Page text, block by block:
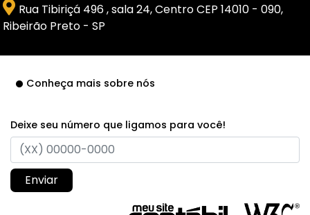
Rua Tibiriçá 496 , sala 24, Centro CEP 14010 - 090,
Ribeirão Preto - SP
Conheça mais sobre nós
Deixe seu número que ligamos para você!
Enviar